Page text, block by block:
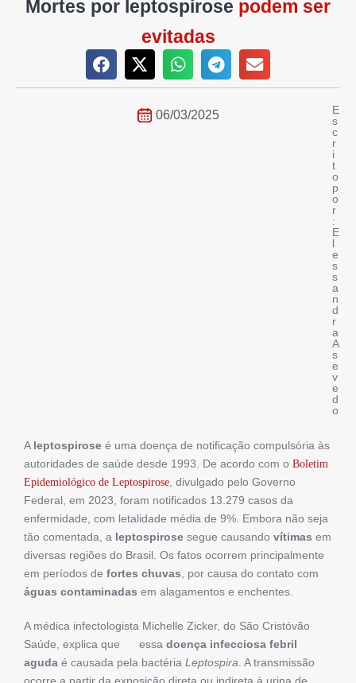
Mortes por leptospirose podem ser
evitadas
06/03/2025
E
s
c
r
i
t
o
p
o
r
:
E
l
e
s
s
a
n
d
r
a
A
s
e
v
e
d
o
A leptospirose é uma doença de notificação compulsória às
autoridades de saúde desde 1993. De acordo com o Boletim
Epidemiológico de Leptospirose, divulgado pelo Governo
Federal, em 2023, foram notificados 13.279 casos da
enfermidade, com letalidade média de 9%. Embora não seja
tão comentada, a leptospirose segue causando vítimas em
diversas regiões do Brasil. Os fatos ocorrem principalmente
em períodos de fortes chuvas, por causa do contato com
águas contaminadas em alagamentos e enchentes.
A médica infectologista Michelle Zicker, do São Cristóvão
Saúde, explica que essa doença infecciosa febril
aguda é causada pela bactéria Leptospira. A transmissão